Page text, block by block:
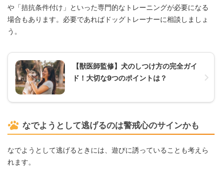
や「拮抗条件付け」といった専門的なトレーニングが必要になる
場合もあります。必要であればドッグトレーナーに相談しましょ
う。
【獣医師監修】犬のしつけ方の完全ガイ
ド！大切な9つのポイントは？
なでようとして逃げるのは警戒心のサインかも
なでようとして逃げるときには、遊びに誘っていることも考えら
れます。